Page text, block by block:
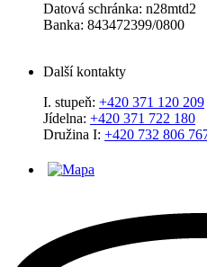
Datová schránka: n28mtd2
Banka: 843472399/0800
Další kontakty
I. stupeň: +420 371 120 209
Jídelna: +420 371 722 180
Družina I: +420 732 806